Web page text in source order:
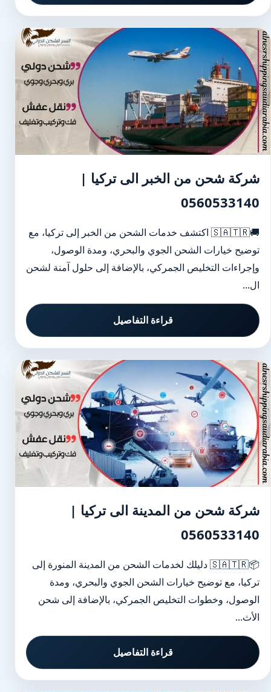
شركة شحن من الخبر الى تركيا |
0560533140
🚚🇸🇦🇹🇷 اكتشف خدمات الشحن من الخبر إلى تركيا، مع
توضيح خيارات الشحن الجوي والبحري، ومدة الوصول،
وإجراءات التخليص الجمركي، بالإضافة إلى حلول آمنة لشحن
ال...
قراءة التفاصيل
شركة شحن من المدينة الى تركيا |
0560533140
📦🇸🇦🇹🇷 دليلك لخدمات الشحن من المدينة المنورة إلى
تركيا، مع توضيح خيارات الشحن الجوي والبحري، ومدة
الوصول، وخطوات التخليص الجمركي، بالإضافة إلى شحن
الأث...
قراءة التفاصيل